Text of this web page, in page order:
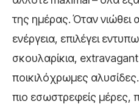
της ημέρας. Όταν νιώθει
ενέργεια, επιλέγει
σκουλαρίκια, extravagant
ποικιλόχρωμες
πιο εσωστρεφείς μέρες,